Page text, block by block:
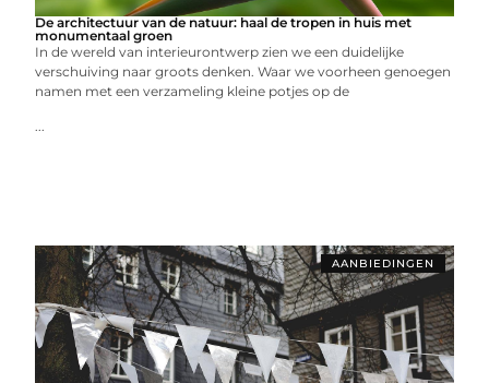
De architectuur van de natuur: haal de tropen in huis met
monumentaal groen
In de wereld van interieurontwerp zien we een duidelijke
verschuiving naar groots denken. Waar we voorheen genoegen
namen met een verzameling kleine potjes op de
...
AANBIEDINGEN